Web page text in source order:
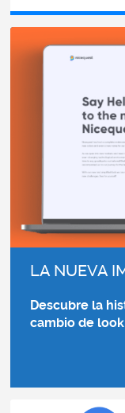
LA NUEVA
Descubre la
cambio de look